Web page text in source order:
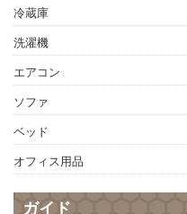
冷蔵庫
洗濯機
エアコン
ソファ
ベッド
オフィス用品
ガイド